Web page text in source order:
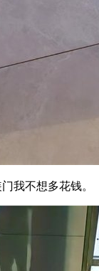
我不想多花钱。